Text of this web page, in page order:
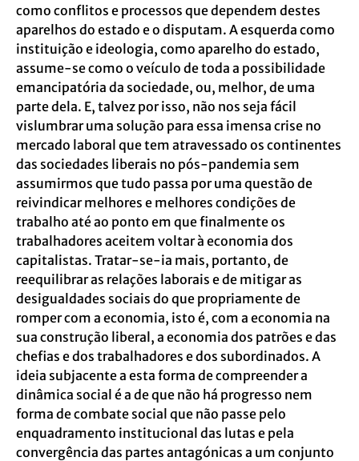
como conflitos e processos que dependem destes
aparelhos do estado e o disputam. A esquerda como
instituição e ideologia, como aparelho do estado,
assume-se como o veículo de toda a possibilidade
emancipatória da sociedade, ou, melhor, de uma
parte dela. E, talvez por isso, não nos seja fácil
vislumbrar uma solução para essa imensa crise no
mercado laboral que tem atravessado os continentes
das sociedades liberais no pós-pandemia sem
assumirmos que tudo passa por uma questão de
reivindicar melhores e melhores condições de
trabalho até ao ponto em que finalmente os
trabalhadores aceitem voltar à economia dos
capitalistas. Tratar-se-ia mais, portanto, de
reequilibrar as relações laborais e de mitigar as
desigualdades sociais do que propriamente de
romper com a economia, isto é, com a economia na
sua construção liberal, a economia dos patrões e das
chefias e dos trabalhadores e dos subordinados. A
ideia subjacente a esta forma de compreender a
dinâmica social é a de que não há progresso nem
forma de combate social que não passe pelo
enquadramento institucional das lutas e pela
convergência das partes antagónicas a um conjunto